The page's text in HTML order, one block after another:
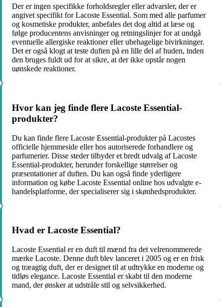
Der er ingen specifikke forholdsregler eller advarsler, der er
angivet specifikt for Lacoste Essential. Som med alle parfumer
og kosmetiske produkter, anbefales det dog altid at læse og
følge producentens anvisninger og retningslinjer for at undgå
eventuelle allergiske reaktioner eller ubehagelige bivirkninger.
Det er også klogt at teste duften på en lille del af huden, inden
den bruges fuldt ud for at sikre, at der ikke opstår nogen
uønskede reaktioner.
Hvor kan jeg finde flere Lacoste Essential-
produkter?
Du kan finde flere Lacoste Essential-produkter på Lacostes
officielle hjemmeside eller hos autoriserede forhandlere og
parfumerier. Disse steder tilbyder et bredt udvalg af Lacoste
Essential-produkter, herunder forskellige størrelser og
præsentationer af duften. Du kan også finde yderligere
information og købe Lacoste Essential online hos udvalgte e-
handelsplatforme, der specialiserer sig i skønhedsprodukter.
Hvad er Lacoste Essential?
Lacoste Essential er en duft til mænd fra det velrenommerede
mærke Lacoste. Denne duft blev lanceret i 2005 og er en frisk
og træagtig duft, der er designet til at udtrykke en moderne og
tidløs elegance. Lacoste Essential er skabt til den moderne
mand, der ønsker at udstråle stil og selvsikkerhed.